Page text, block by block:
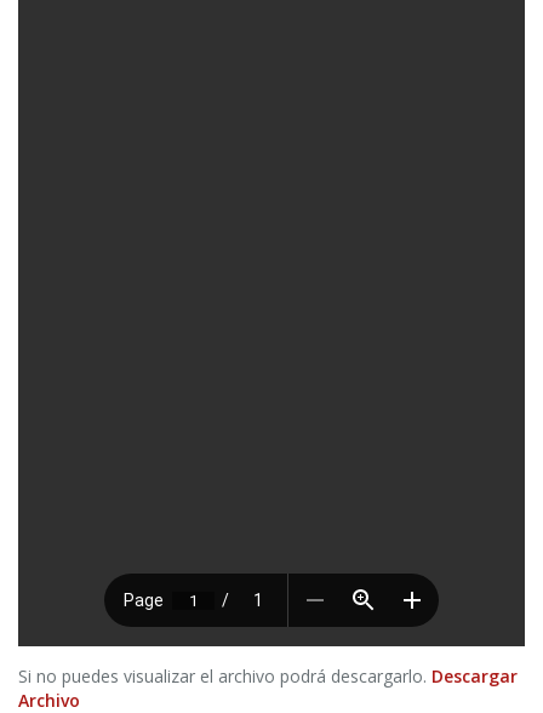
Si no puedes visualizar el archivo podrá descargarlo. Descargar
Archivo